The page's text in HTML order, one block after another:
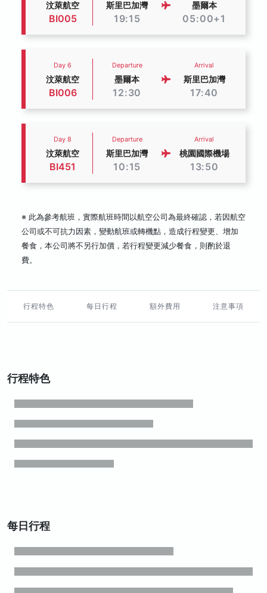
汶萊航空
BI005
斯里巴加灣
19:15
墨爾本
05:00+1
Day 6
汶萊航空
BI006
Departure
墨爾本
12:30
Arrival
斯里巴加灣
17:40
Day 8
汶萊航空
BI451
Departure
斯里巴加灣
10:15
Arrival
桃園國際機場
13:50
※ 此為參考航班，實際航班時間以航空公司為最終確認，若因航空
公司或不可抗力因素，變動航班或轉機點，造成行程變更、增加
餐食，本公司將不另行加價，若行程變更減少餐食，則酌於退
費。
行程特色 每日行程 額外費用 注意事項
行程特色
每日行程